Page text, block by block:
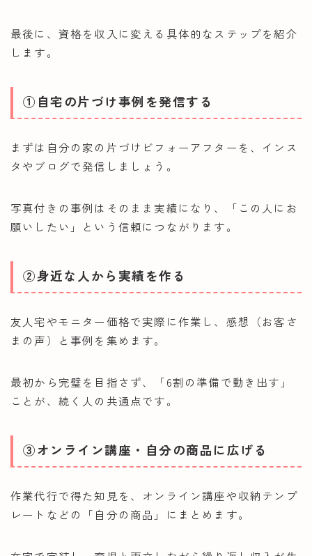
最後に、資格を収入に変える具体的なステップを紹介
します。
①自宅の片づけ事例を発信する
まずは自分の家の片づけビフォーアフターを、インス
タやブログで発信しましょう。
写真付きの事例はそのまま実績になり、「この人にお
願いしたい」という信頼につながります。
②身近な人から実績を作る
友人宅やモニター価格で実際に作業し、感想（お客さ
まの声）と事例を集めます。
最初から完璧を目指さず、「6割の準備で動き出す」
ことが、続く人の共通点です。
③オンライン講座・自分の商品に広げる
作業代行で得た知見を、オンライン講座や収納テンプ
レートなどの「自分の商品」にまとめます。